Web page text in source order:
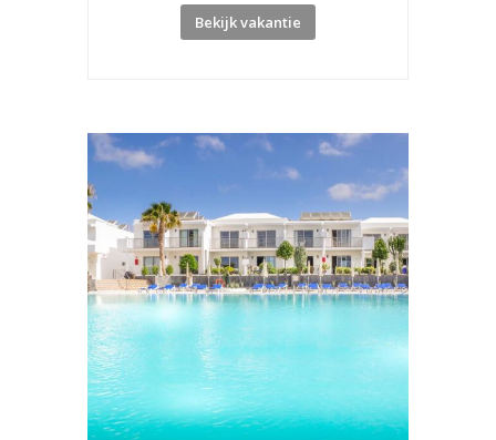
Bekijk vakantie